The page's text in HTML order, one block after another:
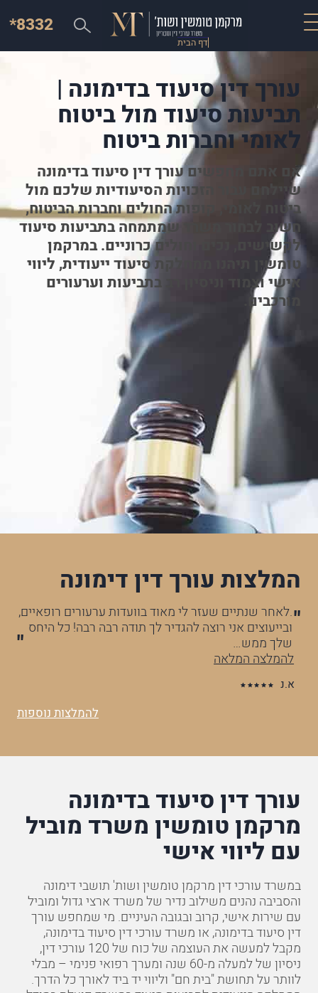
דף הבית
*8332
עורך דין סיעוד בדימונה |
תביעות סיעוד מול ביטוח
לאומי וחברות ביטוח
אם אתם מחפשים עורך דין סיעוד בדימונה
שיילחם עבור הזכויות הסיעודיות שלכם מול
ביטוח לאומי, קופות החולים וחברות הביטוח,
חשוב לבחור משרד שמתמחה בתביעות סיעוד
לקשישים, נכים וחולים כרוניים. במרקמן
טומשין תיהנו ממחלקת סיעוד ייעודית, ליווי
אישי וצמוד וניסיון רב בתביעות וערעורים
מורכבים.
המלצות עורך דין דימונה
.לאחר שנתיים שעזר לי מאוד בוועדות ערעורים רופאיים,
ובייעוצים אני רוצה להגדיר לך תודה רבה רבה! כל היחס
שלך ממש…
להמלצה המלאה
א.נ
להמלצות נוספות
עורך דין סיעוד בדימונה
מרקמן טומשין משרד מוביל
עם ליווי אישי
במשרד עורכי דין מרקמן טומשין ושות' תושבי דימונה
והסביבה נהנים משילוב נדיר של משרד ארצי גדול ומוביל
עם שירות אישי, קרוב ובגובה העיניים. מי שמחפש עורך
דין סיעוד בדימונה, או משרד עורכי דין סיעוד בדימונה,
מקבל למעשה את העוצמה של כוח של 120 עורכי דין,
ניסיון של למעלה מ-60 שנה ומערך רפואי פנימי – מבלי
לוותר על תחושת "בית חם" וליווי יד ביד לאורך כל הדרך.